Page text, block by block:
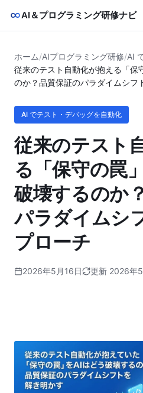
AI＆プログラミング研修ナビ
ホーム/AIプログラミング研修/AI
従来のテスト自動化が抱える「保
のか？品質保証のパラダイムシフ
AI でテスト・デバッグを自動化
従来のテスト
る「保守の罠
破壊するのか
パラダイムシ
プローチ
2026年5月16日 更新 2026年